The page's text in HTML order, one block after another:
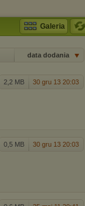
Galeria
data dodania
2,2 MB 30 gru 13 20:03
0,5 MB 30 gru 13 20:03